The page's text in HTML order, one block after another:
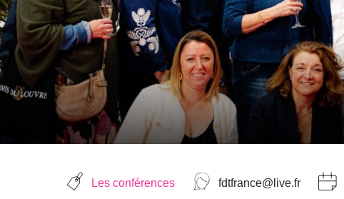
Les conférences fdtfrance@live.fr